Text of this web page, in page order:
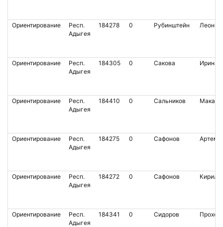
Ориентирование
Респ.
Адыгея
184278 0 Рубинштейн Леонид
Ориентирование
Респ.
Адыгея
184305 0 Сакова Ирина
Ориентирование
Респ.
Адыгея
184410 0 Сальников Макар
Ориентирование
Респ.
Адыгея
184275 0 Сафонов Артем
Ориентирование
Респ.
Адыгея
184272 0 Сафонов Кирилл
Ориентирование
Респ.
Адыгея
184341 0 Сидоров Прохор